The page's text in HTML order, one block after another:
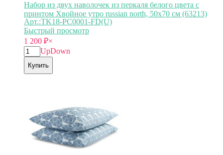
Набор из двух наволочек из перкаля белого цвета с
принтом Хвойное утро russian north, 50х70 см (63213)
Арт.:TK18-PС0001-FD(U)
Быстрый просмотр
1 200 ₽×
UpDown
Купить